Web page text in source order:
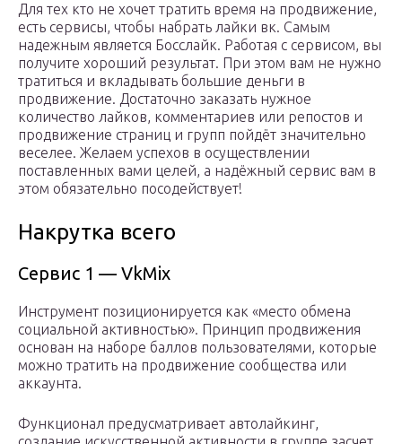
Для тех кто не хочет тратить время на продвижение,
есть сервисы, чтобы набрать лайки вк. Самым
надежным является Босслайк. Работая с сервисом, вы
получите хороший результат. При этом вам не нужно
тратиться и вкладывать большие деньги в
продвижение. Достаточно заказать нужное
количество лайков, комментариев или репостов и
продвижение страниц и групп пойдёт значительно
веселее. Желаем успехов в осуществлении
поставленных вами целей, а надёжный сервис вам в
этом обязательно посодействует!
Накрутка всего
Сервис 1 — VkMix
Инструмент позиционируется как «место обмена
социальной активностью». Принцип продвижения
основан на наборе баллов пользователями, которые
можно тратить на продвижение сообщества или
аккаунта.
Функционал предусматривает автолайкинг,